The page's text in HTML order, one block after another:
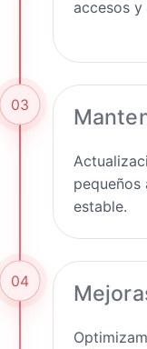
accesos
03
pequeños
estable.
04